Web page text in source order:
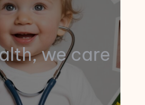
we care